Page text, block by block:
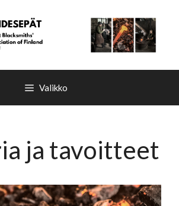
Valikko
ja tavoitteet